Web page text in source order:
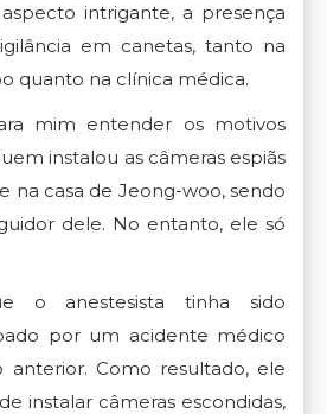
intrigante, a presença
em canetas, tanto na
quanto na clínica médica.
mim entender os motivos
instalou as câmeras espiãs
na casa de Jeong-woo, sendo
dele. No entanto, ele só
o anestesista tinha sido
por um acidente médico
Como resultado, ele
instalar câmeras escondidas,